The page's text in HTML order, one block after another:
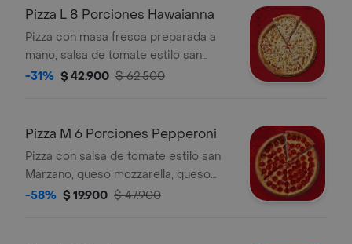
Pizza L 8 Porciones Hawaianna
Pizza con masa fresca preparada a
mano, salsa de tomate estilo san
marzano, queso mozzarella, queso
-31% $ 42.900 $ 62.500
Pizza M 6 Porciones Pepperoni
Pizza con salsa de tomate estilo san
Marzano, queso mozzarella, queso
parmesano y pepperoni.
-58% $ 19.900 $ 47.900